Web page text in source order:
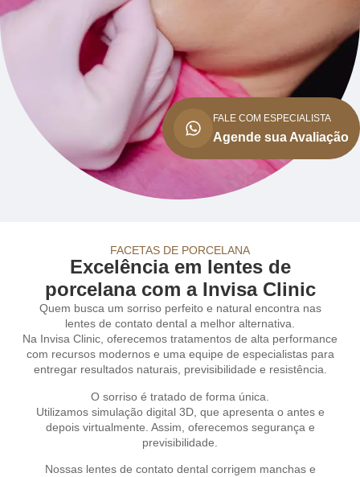
FALE COM ESPECIALISTA
Agende sua Avaliação
FACETAS DE PORCELANA
Excelência em lentes de
porcelana com a Invisa Clinic
Quem busca um sorriso perfeito e natural encontra nas
lentes de contato dental a melhor alternativa.
Na Invisa Clinic, oferecemos tratamentos de alta performance
com recursos modernos e uma equipe de especialistas para
entregar resultados naturais, previsibilidade e resistência.
O sorriso é tratado de forma única.
Utilizamos simulação digital 3D, que apresenta o antes e
depois virtualmente. Assim, oferecemos segurança e
previsibilidade.
Nossas lentes de contato dental corrigem manchas e